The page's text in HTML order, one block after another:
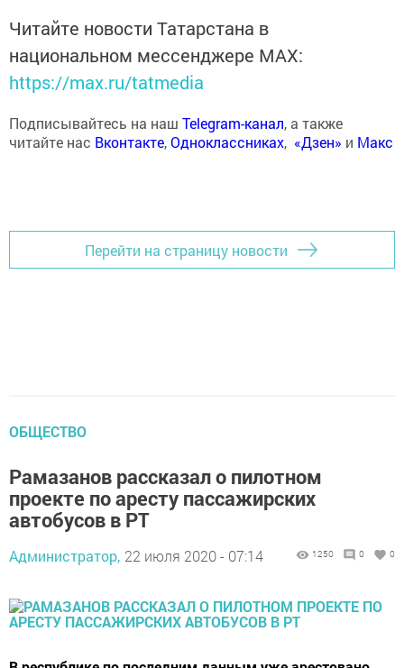
Читайте новости Татарстана в
национальном мессенджере MАХ:
https://max.ru/tatmedia
Подписывайтесь на наш Telegram-канал, а также
читайте нас Вконтакте,Одноклассниках, «Дзен» и Макс
Перейти на страницу новости
ОБЩЕСТВО
Рамазанов рассказал о пилотном
проекте по аресту пассажирских
автобусов в РТ
Администратор, 22 июля 2020 - 07:14 1250 0 0